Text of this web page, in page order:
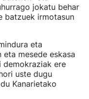
jokatu behar
batzuek irmotasun
eta
mesede eskasa
demokraziak ere
uste dugu
Kanarietako